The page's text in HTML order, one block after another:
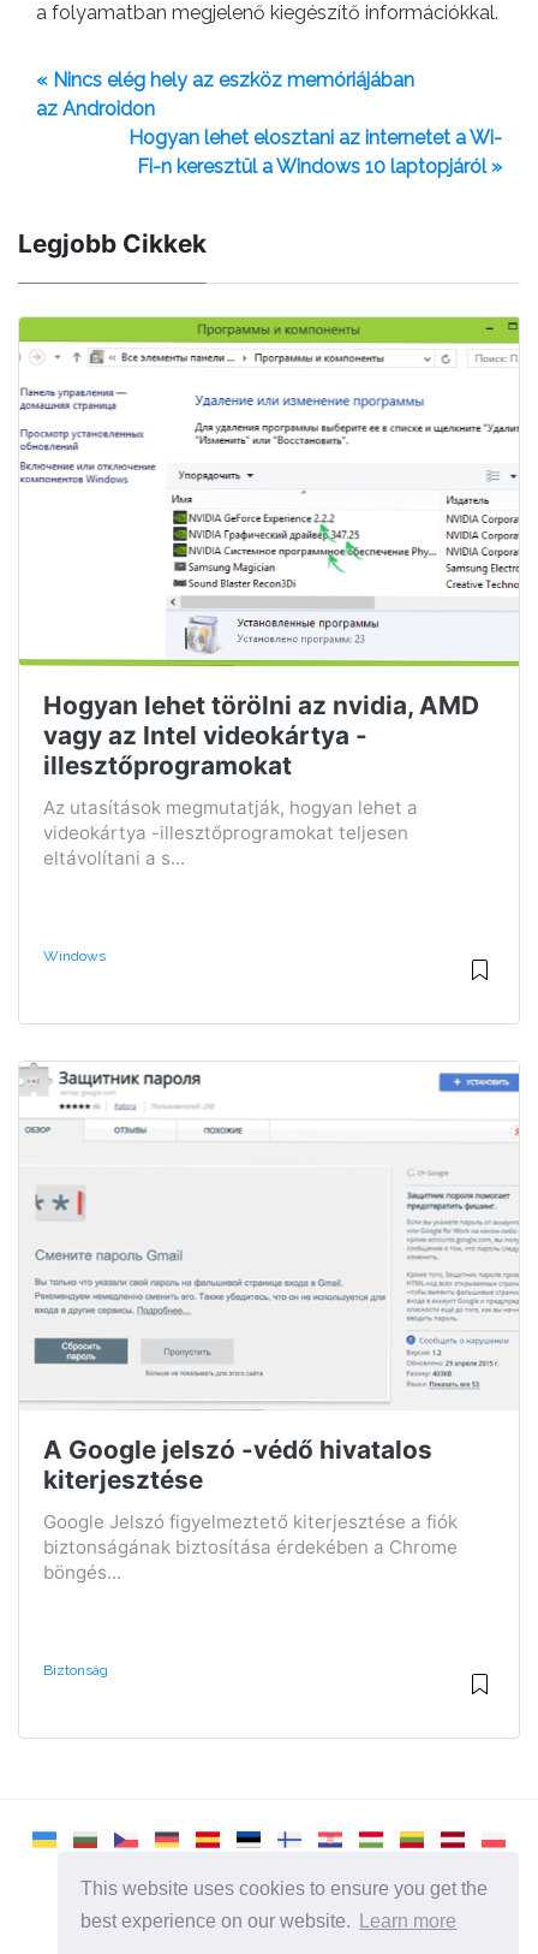
This website uses cookies to ensure you get the
best experience on our website.
Learn more
a folyamatban megjelenő kiegészítő információkkal.
« Nincs elég hely az eszköz memóriájában
az Androidon
Hogyan lehet elosztani az internetet a Wi-
Fi-n keresztül a Windows 10 laptopjáról »
Legjobb Cikkek
Hogyan lehet törölni az nvidia, AMD
vagy az Intel videokártya -
illesztőprogramokat
Az utasítások megmutatják, hogyan lehet a
videokártya -illesztőprogramokat teljesen
eltávolítani a s...
Windows
A Google jelszó -védő hivatalos
kiterjesztése
Google Jelszó figyelmeztető kiterjesztése a fiók
biztonságának biztosítása érdekében a Chrome
böngés...
Biztonság
2026 ©Remontcompa